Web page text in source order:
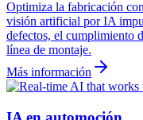
Optimiza la fabricación
visión artificial por IA
defectos, el cumplimiento
línea de montaje.
Más información